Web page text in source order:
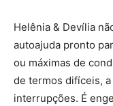
Helênia & Devília
autoajuda pronto
ou máximas de
de termos difíceis,
interrupções. É